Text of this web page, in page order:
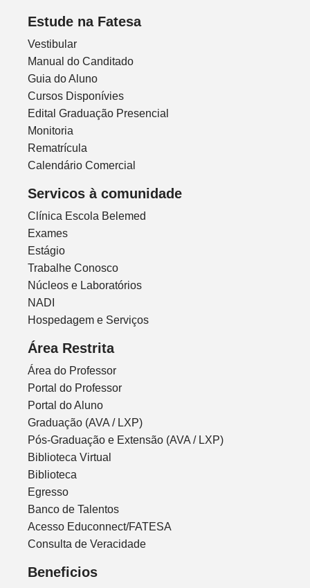
Estude na Fatesa
Vestibular
Manual do Canditado
Guia do Aluno
Cursos Disponívies
Edital Graduação Presencial
Monitoria
Rematrícula
Calendário Comercial
Servicos à comunidade
Clínica Escola Belemed
Exames
Estágio
Trabalhe Conosco
Núcleos e Laboratórios
NADI
Hospedagem e Serviços
Área Restrita
Área do Professor
Portal do Professor
Portal do Aluno
Graduação (AVA / LXP)
Pós-Graduação e Extensão (AVA / LXP)
Biblioteca Virtual
Biblioteca
Egresso
Banco de Talentos
Acesso Educonnect/FATESA
Consulta de Veracidade
Beneficios